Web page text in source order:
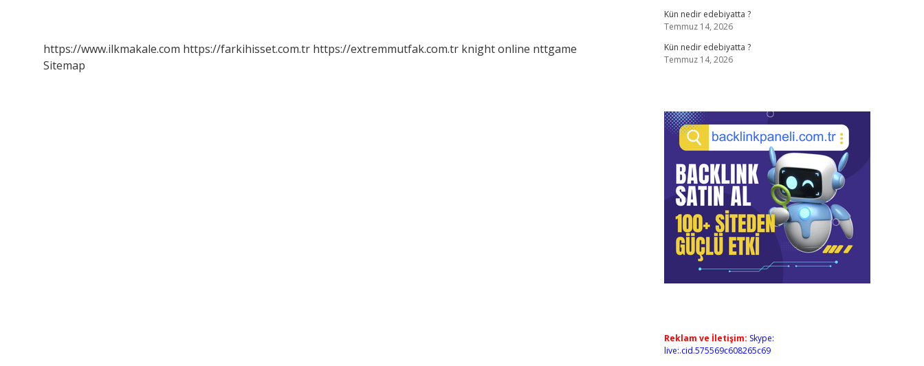
https://www.ilkmakale.com https://farkihisset.com.tr https://extremmutfak.com.tr knight online nttgame
Sitemap
Kün nedir edebiyatta ?
Temmuz 14, 2026
Kün nedir edebiyatta ?
Temmuz 14, 2026
Reklam ve İletişim: Skype:
live:.cid.575569c608265c69